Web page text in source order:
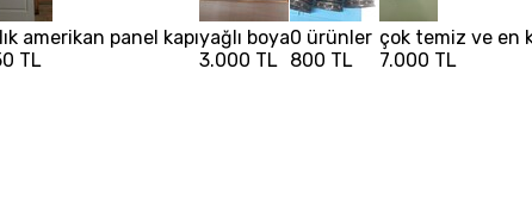
amerikan panel kapı
TL
yağlı boya
3.000 TL
0 ürünler
800 TL
çok temiz ve en
7.000 TL